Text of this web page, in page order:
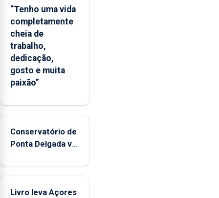
“Tenho uma vida
completamente
cheia de
trabalho,
dedicação,
gosto e muita
paixão”
Conservatório de
Ponta Delgada vai
novos
Livro leva Açores